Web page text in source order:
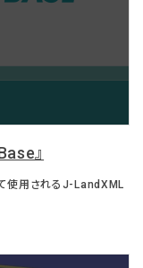
』
使用されるJ-LandXML